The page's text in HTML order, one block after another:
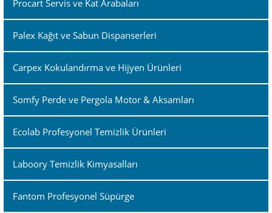
Procart Servis ve Kat Arabaları
Palex Kağıt ve Sabun Dispanserleri
Carpex Kokulandırma ve Hijyen Ürünleri
Somfy Perde ve Pergola Motor & Aksamları
Ecolab Profesyonel Temizlik Ürünleri
Laboory Temizlik Kimyasalları
Fantom Profesyonel Süpürge